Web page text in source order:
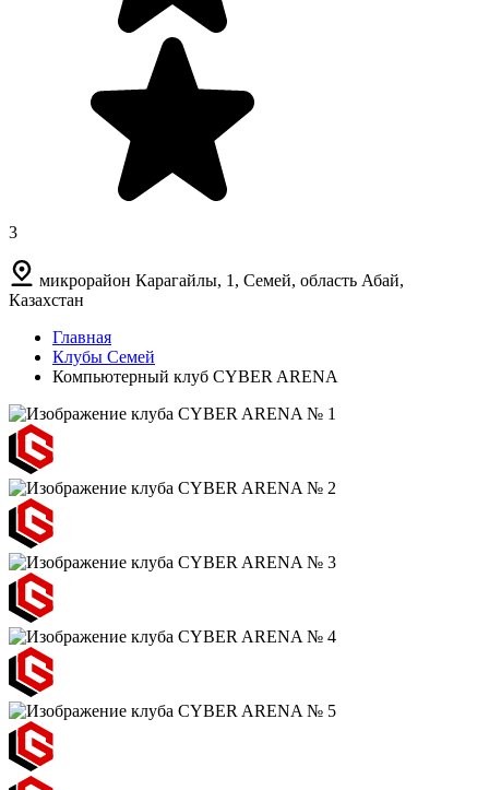
3
микрорайон Карагайлы, 1, Семей, область Абай,
Казахстан
Главная
Клубы Семей
Компьютерный клуб CYBER ARENA